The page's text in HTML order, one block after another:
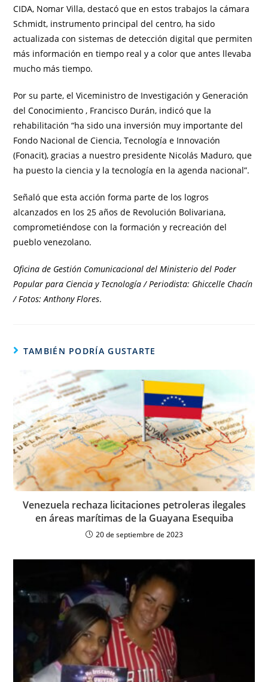
CIDA, Nomar Villa, destacó que en estos trabajos la cámara
Schmidt, instrumento principal del centro, ha sido
actualizada con sistemas de detección digital que permiten
más información en tiempo real y a color que antes llevaba
mucho más tiempo.
Por su parte, el Viceministro de Investigación y Generación
del Conocimiento , Francisco Durán, indicó que la
rehabilitación “ha sido una inversión muy importante del
Fondo Nacional de Ciencia, Tecnología e Innovación
(Fonacit), gracias a nuestro presidente Nicolás Maduro, que
ha puesto la ciencia y la tecnología en la agenda nacional”.
Señaló que esta acción forma parte de los logros
alcanzados en los 25 años de Revolución Bolivariana,
comprometiéndose con la formación y recreación del
pueblo venezolano.
Oficina de Gestión Comunicacional del Ministerio del Poder
Popular para Ciencia y Tecnología / Periodista: Ghiccelle Chacín
/ Fotos: Anthony Flores.
TAMBIÉN PODRÍA GUSTARTE
Venezuela rechaza licitaciones petroleras ilegales
en áreas marítimas de la Guayana Esequiba
20 de septiembre de 2023